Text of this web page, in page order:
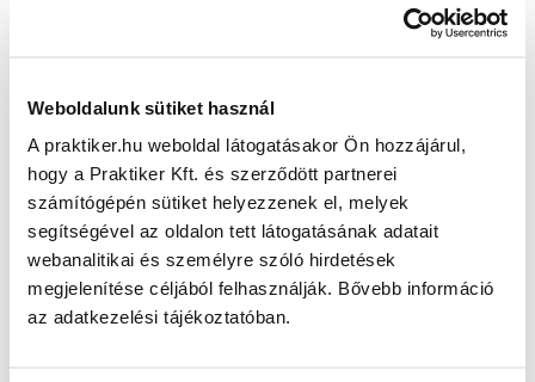
Weboldalunk sütiket használ
A praktiker.hu weboldal látogatásakor Ön hozzájárul,
hogy a Praktiker Kft. és szerződött partnerei
számítógépén sütiket helyezzenek el, melyek
segítségével az oldalon tett látogatásának adatait
webanalitikai és személyre szóló hirdetések
megjelenítése céljából felhasználják. Bővebb információ
az adatkezelési tájékoztatóban.
Oldal újratöltése